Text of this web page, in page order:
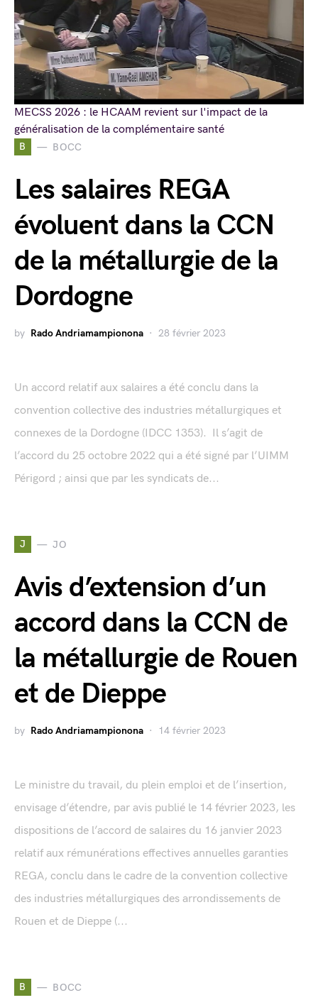
B BOCC
Les salaires REGA
évoluent dans la CCN
de la métallurgie de la
Dordogne
by Rado Andriamampionona 28 février 2023
Un accord relatif aux salaires a été conclu dans la
convention collective des industries métallurgiques et
connexes de la Dordogne (IDCC 1353). Il s’agit de
l’accord du 25 octobre 2022 qui a été signé par l’UIMM
Périgord ; ainsi que par les syndicats de...
J JO
Avis d’extension d’un
accord dans la CCN de
la métallurgie de Rouen
et de Dieppe
by Rado Andriamampionona 14 février 2023
Le ministre du travail, du plein emploi et de l’insertion,
envisage d’étendre, par avis publié le 14 février 2023, les
dispositions de l’accord de salaires du 16 janvier 2023
relatif aux rémunérations effectives annuelles garanties
REGA, conclu dans le cadre de la convention collective
des industries métallurgiques des arrondissements de
Rouen et de Dieppe (...
B BOCC
MECSS 2026 : le HCAAM revient sur l'impact de la
généralisation de la complémentaire santé